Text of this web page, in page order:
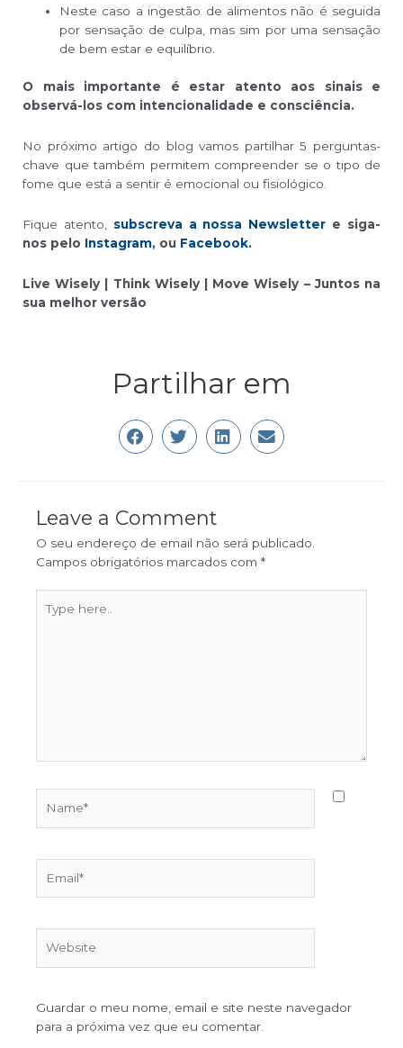
Neste caso a ingestão de alimentos não é seguida
por sensação de culpa, mas sim por uma sensação
de bem estar e equilíbrio.
O mais importante é estar atento aos sinais e
observá-los com intencionalidade e consciência.
No próximo artigo do blog vamos partilhar 5 perguntas-
chave que também permitem compreender se o tipo de
fome que está a sentir é emocional ou fisiológico.
Fique atento, subscreva a nossa Newsletter e siga-
nos pelo Instagram, ou Facebook.
Live Wisely | Think Wisely | Move Wisely – Juntos na
sua melhor versão
Partilhar em
Leave a Comment
O seu endereço de email não será publicado.
Campos obrigatórios marcados com *
Guardar o meu nome, email e site neste navegador
para a próxima vez que eu comentar.